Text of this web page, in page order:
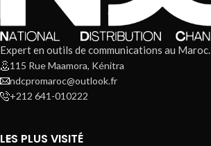
Expert en outils de communications au Maroc.
115 Rue Maamora, Kénitra
ndcpromaroc@outlook.fr
+212 641-010222
LES PLUS VISITÉ